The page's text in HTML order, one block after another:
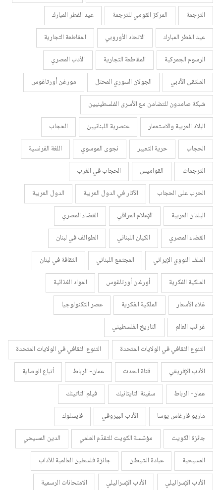
الترجمة
المركز القومي للترجمة
عيد الفطر المبارك
عيد الفطر المبارك
الاتحاد الأوروبي
المقاطعة التجارية
الرسوم الجمركية
المقاطعة التجارية
الأدب المصري
الملتقى الأدبي
الجولان السوري المحتل
مورغن أورتاغوس
شبكة صامدون للتضامن مع الأسرى الفلسطينيين
البلاد العربية والاستعمار
عنصرية اللبنانيين
الحجاب
الحجاب
حرية التعبير نجوى الموسوي
اللغة الفرنسية
الترجمات
القواميس
الحجاب في الغرب
الحرب على الحجاب
الآثار في الدول العربية
الدول العربية
البلدان العربية
الإعلام العراقي
القضاء المصري
القضاء المصري
الكيان اللبناني
الطوائف في لبنان
الملف النووي الإيراني
المجتمع اللبناني
الثقافة في لبنان
الملكية الفكرية
أورغان أورتاغوس
المواد الغذائية
غلاء الأسعار
الملكية الفكرية
عصر التكنولوجيا
غرائب العالم
التاريخ الفلسطيني
التنوع الثقافي في الولايات المتحدة
التنوع الثقافي في الولايات المتحدة
الأدب الإفريقي
قناة الحدث عمان- الرباط
أتباع الوصاية
عمان- الرباط
سفينة التايتانيك
فيلم التاتينك
ماريو فارغاس يوسا
الأدب البيروفي
فايسلوك
جائزة الكويت
مؤسّسة الكويت للتقدّم العلمي
الدين المسيحي
المسيحية
عبادة الشيطان
جائزة فلسطين العالمية للآداب
الأدب الإسرائيلي
الأدب الإسرائيلي الامتحانات الرسمية